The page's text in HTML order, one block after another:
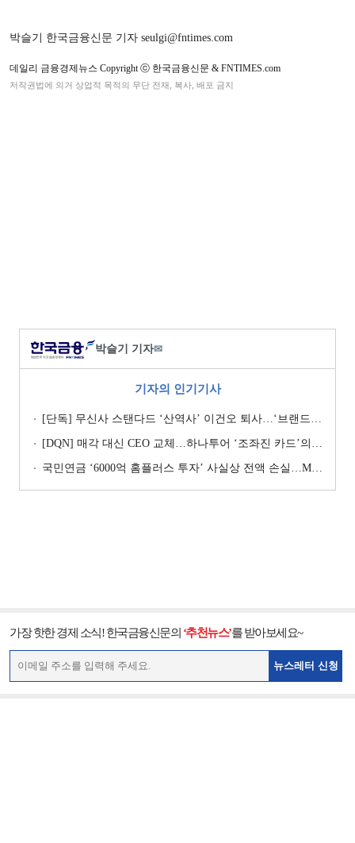
박슬기 한국금융신문 기자 seulgi@fntimes.com
데일리 금융경제뉴스 Copyright ⓒ 한국금융신문 & FNTIMES.com
저작권법에 의거 상업적 목적의 무단 전재, 복사, 배포 금지
박슬기 기자✉
기자의 인기기사
[단독] 무신사 스탠다드 ‘산역사’ 이건오 퇴사…‘브랜드 정체성’ 전환점 맞나
[DQN] 매각 대신 CEO 교체…하나투어 ‘조좌진 카드’의 속내 [Z-스코어 기업가치 바로보기]
국민연금 ‘6000억 홈플러스 투자’ 사실상 전액 손실…MBK 책임론 재점화
가장 핫한 경제 소식! 한국금융신문의 ‘추천뉴스’를 받아보세요~
뉴스레터 신청